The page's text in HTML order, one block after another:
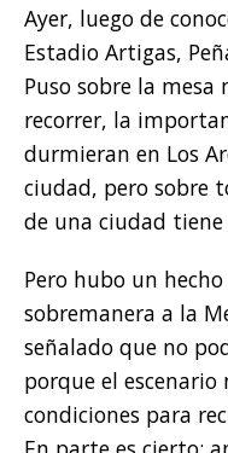
Ayer, luego de
Estadio Artigas,
Puso sobre la
recorrer, la
durmieran en Los
ciudad, pero sobre
de una ciudad
Pero hubo un
sobremanera a la
señalado que no
porque el escenario
condiciones para